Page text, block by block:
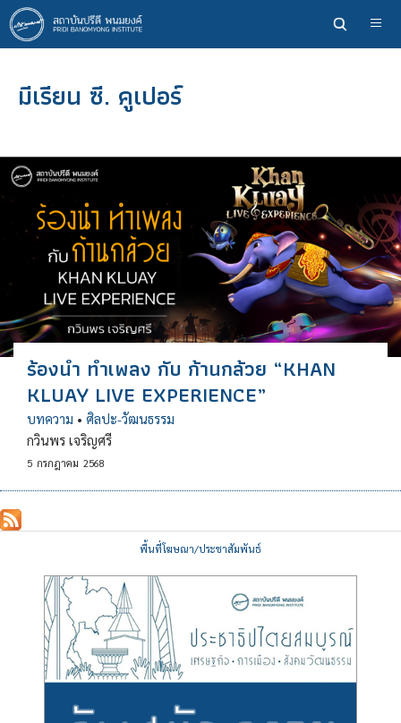
ข้าม
ไป
ยัง
หลักมีเรียน ซี. คูเปอร์
ร้องนำ ทำเพลง กับ ก้านกล้วย “KHAN
KLUAY LIVE EXPERIENCE”
บทความ • ศิลปะ-วัฒนธรรม
กวินพร เจริญศรี
5 กรกฎาคม 2568
พื้นที่โฆษณา/ประชาสัมพันธ์